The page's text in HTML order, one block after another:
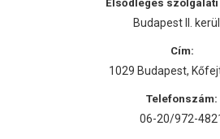
Elsődleges
Budapest II.
Cím:
1029 Budapest,
Telefonszám:
06-20/972-